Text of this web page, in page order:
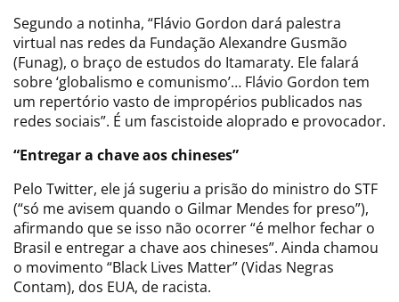
Segundo a notinha, “Flávio Gordon dará palestra
virtual nas redes da Fundação Alexandre Gusmão
(Funag), o braço de estudos do Itamaraty. Ele falará
sobre ‘globalismo e comunismo’… Flávio Gordon tem
um repertório vasto de impropérios publicados nas
redes sociais”. É um fascistoide aloprado e provocador.
“Entregar a chave aos chineses”
Pelo Twitter, ele já sugeriu a prisão do ministro do STF
(“só me avisem quando o Gilmar Mendes for preso”),
afirmando que se isso não ocorrer “é melhor fechar o
Brasil e entregar a chave aos chineses”. Ainda chamou
o movimento “Black Lives Matter” (Vidas Negras
Contam), dos EUA, de racista.